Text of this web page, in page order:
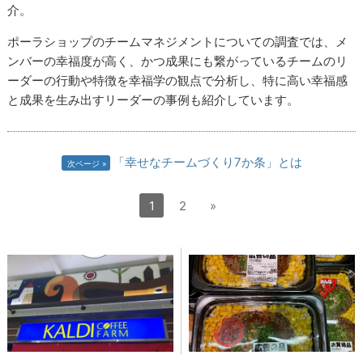
介。
ポーラショップのチームマネジメントについての調査では、メ
ンバーの幸福度が高く、かつ成果にも繋がっているチームのリ
ーダーの行動や特徴を幸福学の観点で分析し、特に高い幸福感
と成果を生み出すリーダーの事例も紹介しています。
次ページ 「幸せなチームづくり7か条」とは
1 2 »